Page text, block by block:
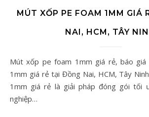
MÚT XỐP PE FOAM 1MM GIÁ
NAI, HCM, TÂY
Mút xốp pe foam 1mm giá rẻ, báo giá mút xốp pe foam
1mm giá rẻ tại Đồng Nai, HCM, Tây
1mm giá rẻ là giải pháp đóng gói tối
nghiệp…